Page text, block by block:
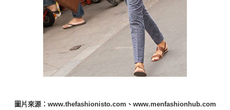
圖片來源：www.thefashionisto.com、www.menfashionhub.com